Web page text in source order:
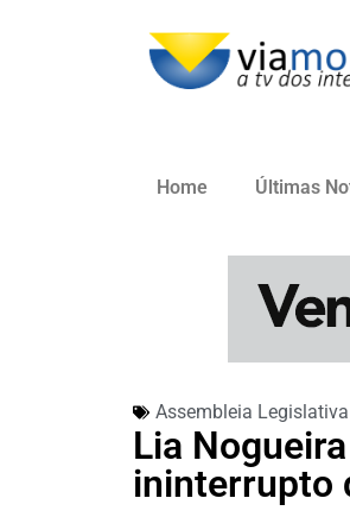
Home Últimas
Assembleia
Lia
ininterrupto